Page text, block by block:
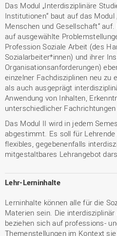
Das Modul „Interdisziplinäre
Institutionen“ baut auf das Modul
Menschen und Gesellschaft“
auf ausgewählte
Profession Soziale Arbeit (des
Sozialarbeiter*innen) und ihrer
Organisationsanforderungen)
einzelner Fachdisziplinen neu zu
als auch ausgeprägt
Anwendung von Inhalten,
unterschiedlicher
Das Modul II wird in jedem
abgestimmt. Es soll für
flexibles, gegebenenfalls
mitgestaltbares Lehrangebot
Lehr-Lerninhalte
Lerninhalte können alle für die
Materien sein. Die
beziehen sich auf professions-
Themenstellungen im Kontext